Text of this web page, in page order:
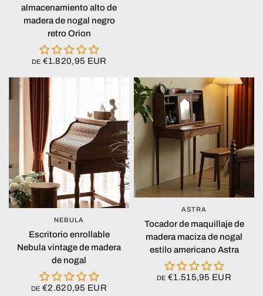
almacenamiento alto de
madera de nogal negro
retro Orion
DE €1.820,95 EUR
VISTA RÁPIDA
NEBULA
Escritorio enrollable
Nebula vintage de madera
de nogal
DE €2.620,95 EUR
VISTA RÁPIDA
ASTRA
Tocador de maquillaje de
madera maciza de nogal
estilo americano Astra
DE €1.515,95 EUR